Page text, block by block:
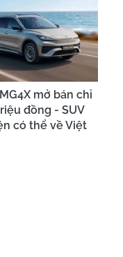
MG4X mở bán chỉ
đồng - SUV
có thể về Việt